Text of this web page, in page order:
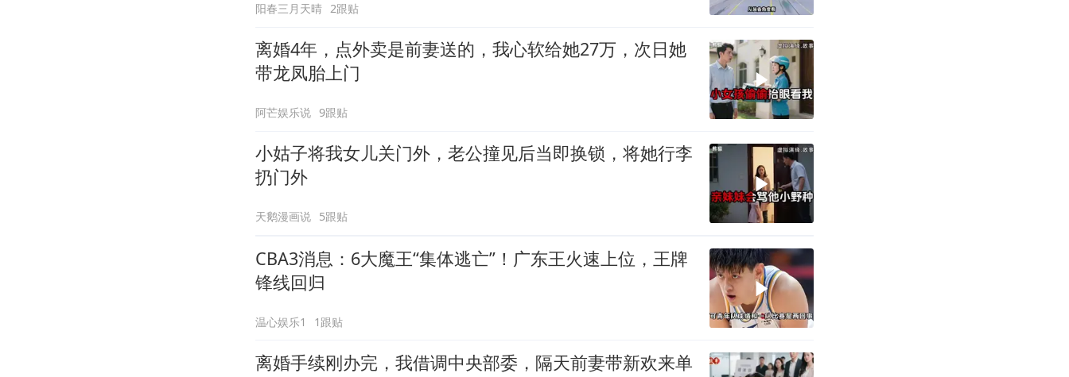
阳春三月天晴 2跟贴
离婚4年，点外卖是前妻送的，我心软给她27万，次日她
带龙凤胎上门
阿芒娱乐说 9跟贴
小姑子将我女儿关门外，老公撞见后当即换锁，将她行李
扔门外
天鹅漫画说 5跟贴
CBA3消息：6大魔王“集体逃亡”！广东王火速上位，王牌
锋线回归
温心娱乐1 1跟贴
离婚手续刚办完，我借调中央部委，隔天前妻带新欢来单